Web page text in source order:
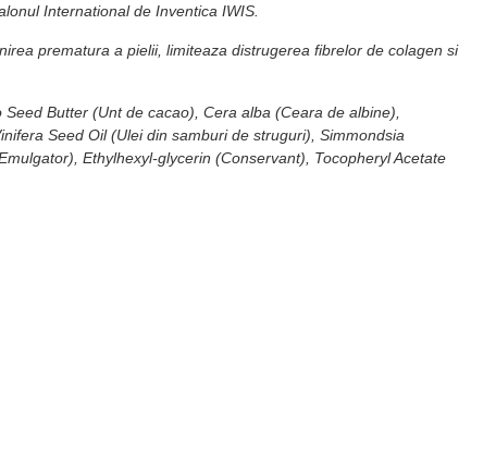
International de Inventica IWIS.
prematura a pielii, limiteaza distrugerea fibrelor de colagen si
Butter (Unt de cacao), Cera alba (Ceara de albine),
Seed Oil (Ulei din samburi de struguri), Simmondsia
Ethylhexyl-glycerin (Conservant), Tocopheryl Acetate